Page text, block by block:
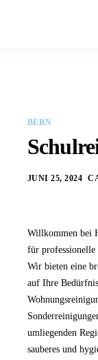
BERN
JUNI 25, 2024
Willkommen bei
für professionelle
Wir bieten eine
auf Ihre
umliegenden
sauberes und